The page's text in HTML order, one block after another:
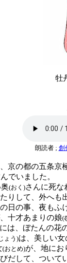
牡
朗読者 ; 創
京の都の五条京
でいました。
(おく)さんに死な
りして、外へも
日の事、夜もふ
十才あまりの娘(
は、ぼたんの花
ょう)は、美しい女
(おとめ)が、地にお
だして、ついて